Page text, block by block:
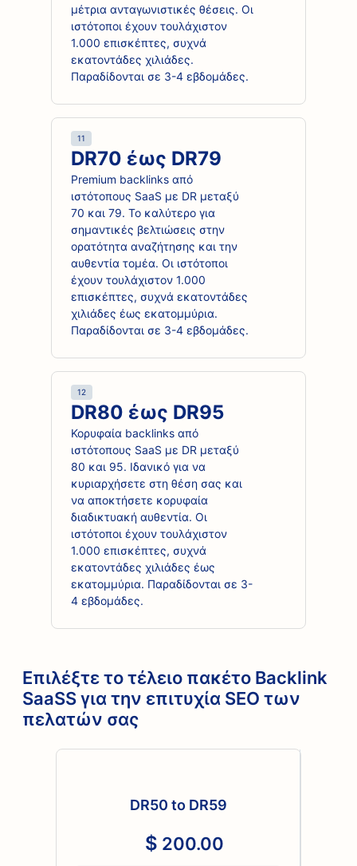
μέτρια ανταγωνιστικές θέσεις. Οι
ιστότοποι έχουν τουλάχιστον
1.000 επισκέπτες, συχνά
εκατοντάδες χιλιάδες.
Παραδίδονται σε 3-4 εβδομάδες.
11
DR70 έως DR79
Premium backlinks από
ιστότοπους SaaS με DR μεταξύ
70 και 79. Το καλύτερο για
σημαντικές βελτιώσεις στην
ορατότητα αναζήτησης και την
αυθεντία τομέα. Οι ιστότοποι
έχουν τουλάχιστον 1.000
επισκέπτες, συχνά εκατοντάδες
χιλιάδες έως εκατομμύρια.
Παραδίδονται σε 3-4 εβδομάδες.
12
DR80 έως DR95
Κορυφαία backlinks από
ιστότοπους SaaS με DR μεταξύ
80 και 95. Ιδανικό για να
κυριαρχήσετε στη θέση σας και
να αποκτήσετε κορυφαία
διαδικτυακή αυθεντία. Οι
ιστότοποι έχουν τουλάχιστον
1.000 επισκέπτες, συχνά
εκατοντάδες χιλιάδες έως
εκατομμύρια. Παραδίδονται σε 3-
4 εβδομάδες.
Επιλέξτε το τέλειο πακέτο Backlink
SaaSS για την επιτυχία SEO των
πελατών σας
DR50 to DR59
200.00